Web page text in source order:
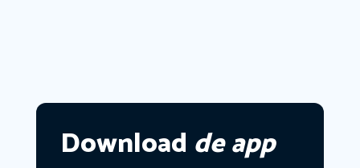
Download de app